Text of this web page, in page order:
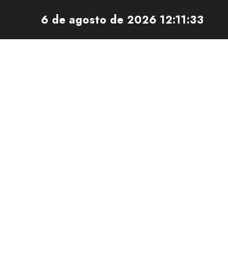
6 de agosto de 2026 12:11:34